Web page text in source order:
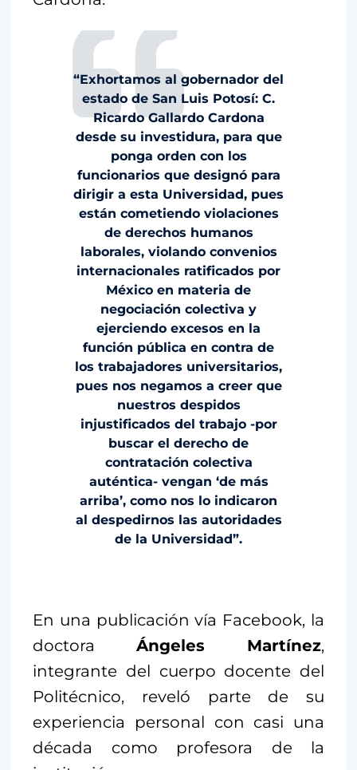
“Exhortamos al gobernador del
estado de San Luis Potosí: C.
Ricardo Gallardo Cardona
desde su investidura, para que
ponga orden con los
funcionarios que designó para
dirigir a esta Universidad, pues
están cometiendo violaciones
de derechos humanos
laborales, violando convenios
internacionales ratificados por
México en materia de
negociación colectiva y
ejerciendo excesos en la
función pública en contra de
los trabajadores universitarios,
pues nos negamos a creer que
nuestros despidos
injustificados del trabajo -por
buscar el derecho de
contratación colectiva
auténtica- vengan ‘de más
arriba’, como nos lo indicaron
al despedirnos las autoridades
de la Universidad”.
En una publicación vía Facebook, la
doctora Ángeles Martínez,
integrante del cuerpo docente del
Politécnico, reveló parte de su
experiencia personal con casi una
década como profesora de la